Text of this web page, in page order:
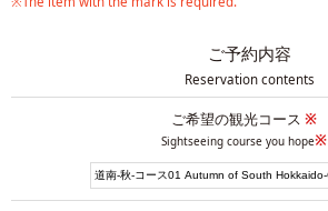
ご予約内容
Reservation contents
ご希望の観光コース ※
Sightseeing course you hope※